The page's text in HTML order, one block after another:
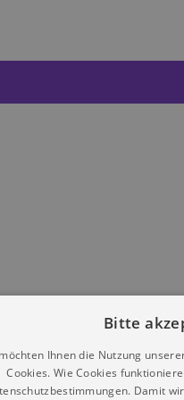
Bitte
Ihnen die Nutzung
Cookies. Wie Cookies
Damit